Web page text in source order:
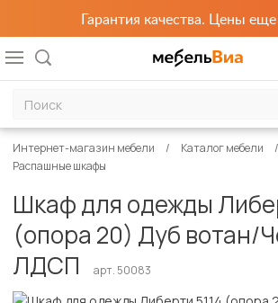
Гарантия качества. Цены
Интернет-магазин мебели Каталог мебели
Распашные шкафы
Шкаф для одежды
(опора 20) Дуб вотан/
ЛДСП
арт. 50083